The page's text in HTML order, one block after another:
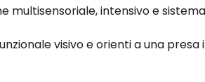
multisensoriale, intensivo e
visivo e orienti a una